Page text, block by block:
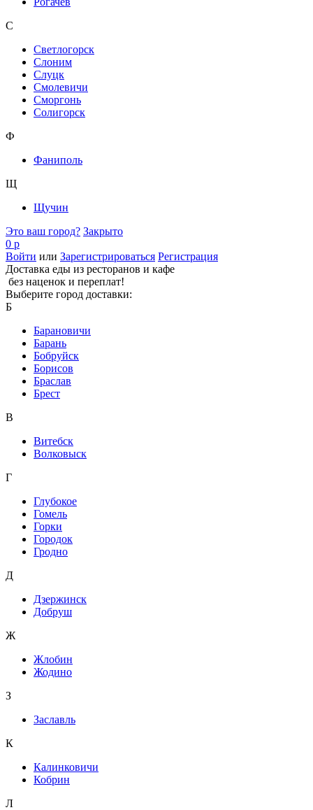
С
Светлогорск
Слоним
Слуцк
Смолевичи
Сморгонь
Солигорск
Ф
Фаниполь
Щ
Щучин
Это ваш город? Закрыто
0 р
Войти или Зарегистрироваться Регистрация
Доставка еды из ресторанов и кафе
без наценок и переплат!
Выберите город доставки:
Б
Барановичи
Барань
Бобруйск
Борисов
Браслав
Брест
В
Витебск
Волковыск
Г
Глубокое
Гомель
Горки
Городок
Гродно
Д
Дзержинск
Добруш
Ж
Жлобин
Жодино
З
Заславль
К
Калинковичи
Кобрин
Л